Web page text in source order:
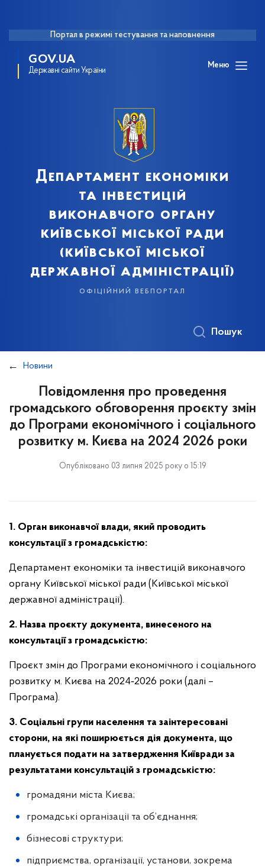
Портал в режимі тестування та наповнення
GOV.UA
Державні сайти України
Меню
Департамент економіки
та інвестицій
виконавчого органу
київської міської ради
(київської міської
державної адміністрації)
офіційний вебпортал
Пошук
Новини
Повідомлення про проведення
громадського обговорення проєкту змін
до Програми економічного і соціального
розвитку м. Києва на 2024 2026 роки
Опубліковано 03 липня 2025 року о 15:19
1. Орган виконавчої влади, який проводить
консультації з громадськістю:
Департамент економіки та інвестицій виконавчого
органу Київської міської ради (Київської міської
державної адміністрації).
2. Назва проєкту документа, винесеного на
консультації з громадськістю:
Проєкт змін до Програми економічного і соціального
розвитку м. Києва на 2024‑2026 роки (далі –
Програма).
3. Соціальні групи населення та заінтересовані
сторони, на які поширюється дія документа, що
планується подати на затвердження Київради за
результатами консультацій з громадськістю:
громадяни міста Києва;
громадські організації та об’єднання;
бізнесові структури;
підприємства, організації, установи, зокрема